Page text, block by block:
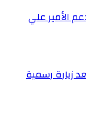
الأمير علي
زيارة رسمية